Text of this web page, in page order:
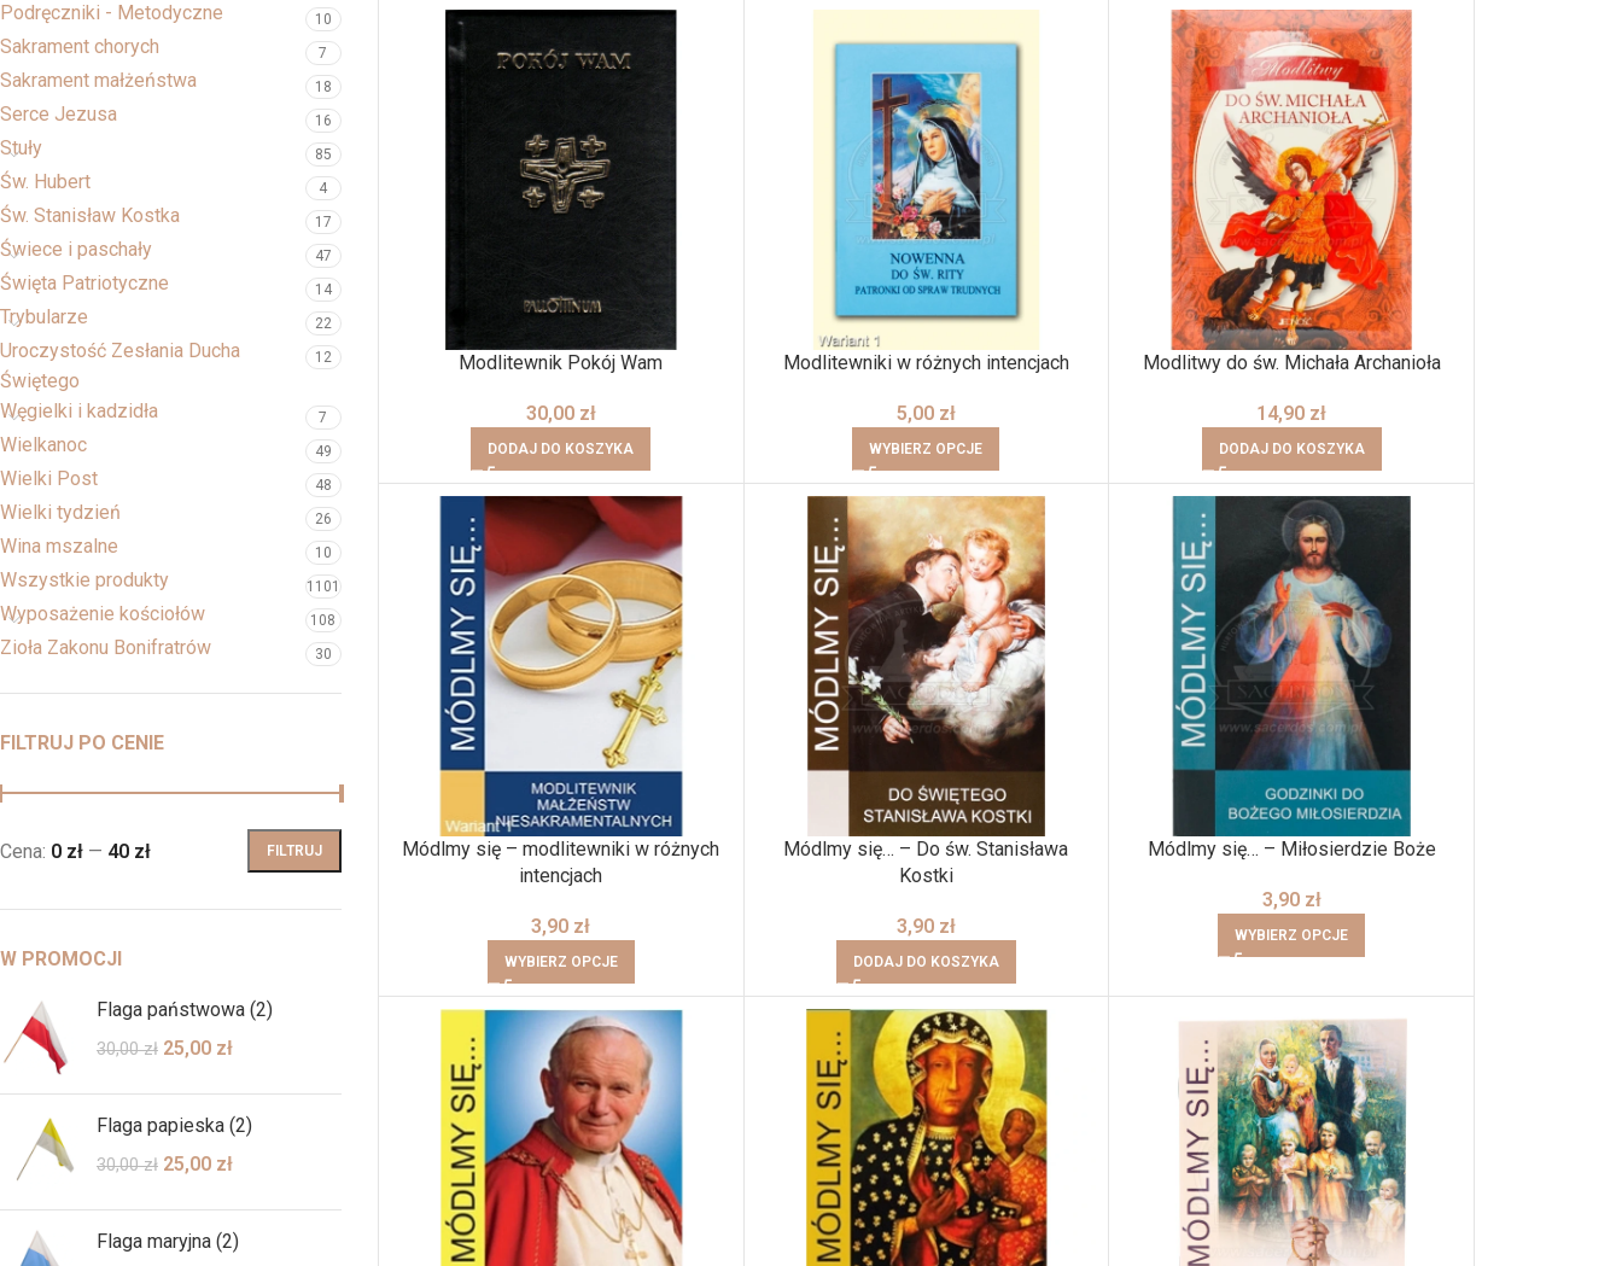
Podręczniki - Metodyczne 10
Sakrament chorych 7
Sakrament małżeństwa 18
Serce Jezusa 16
Stuły 85
Św. Hubert 4
Św. Stanisław Kostka 17
Świece i paschały 47
Święta Patriotyczne 14
Trybularze 22
Uroczystość Zesłania Ducha
Świętego
12
Węgielki i kadzidła 7
Wielkanoc 49
Wielki Post 48
Wielki tydzień 26
Wina mszalne 10
Wszystkie produkty 1101
Wyposażenie kościołów 108
Zioła Zakonu Bonifratrów 30
FILTRUJ PO CENIE
FILTRUJ
Cena: 0 zł — 40 zł
W PROMOCJI
Flaga państwowa (2)
30,00zł 25,00 zł
Flaga papieska (2)
30,00zł 25,00 zł
Flaga maryjna (2)
Modlitewnik Pokój Wam
30,00 zł
DODAJ DO KOSZYKA
Modlitewniki w różnych intencjach
5,00 zł
WYBIERZ OPCJE
Modlitwy do św. Michała Archanioła
14,90 zł
DODAJ DO KOSZYKA
Módlmy się – modlitewniki w różnych
intencjach
3,90 zł
WYBIERZ OPCJE
Módlmy się… – Do św. Stanisława
Kostki
3,90 zł
DODAJ DO KOSZYKA
Módlmy się… – Miłosierdzie Boże
3,90 zł
WYBIERZ OPCJE